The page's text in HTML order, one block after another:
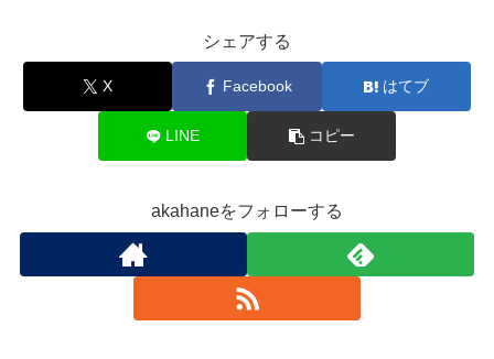
シェアする
X Facebook はてブ
LINE コピー
akahaneをフォローする